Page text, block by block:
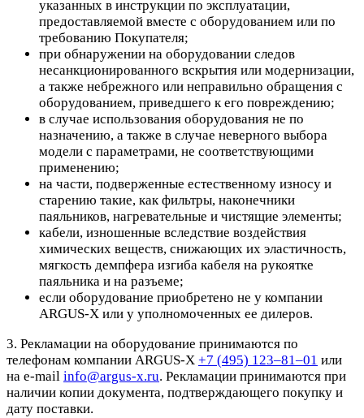
указанных в инструкции по эксплуатации,
предоставляемой вместе с оборудованием или по
требованию Покупателя;
при обнаружении на оборудовании следов
несанкционированного вскрытия или модернизации,
а также небрежного или неправильно обращения с
оборудованием, приведшего к его повреждению;
в случае использования оборудования не по
назначению, а также в случае неверного выбора
модели с параметрами, не соответствующими
применению;
на части, подверженные естественному износу и
старению такие, как фильтры, наконечники
паяльников, нагревательные и чистящие элементы;
кабели, изношенные вследствие воздействия
химических веществ, снижающих их эластичность,
мягкость демпфера изгиба кабеля на рукоятке
паяльника и на разъеме;
если оборудование приобретено не у компании
ARGUS-X или у уполномоченных ее дилеров.
3. Рекламации на оборудование принимаются по
телефонам компании ARGUS-X +7 (495) 123–81–01 или
на e-mail info@argus-x.ru. Рекламации принимаются при
наличии копии документа, подтверждающего покупку и
дату поставки.